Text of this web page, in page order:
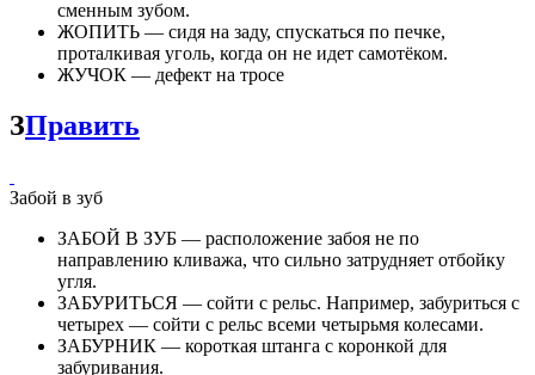
сменным зубом.
ЖОПИТЬ — сидя на заду, спускаться по печке,
проталкивая уголь, когда он не идет самотёком.
ЖУЧОК — дефект на тросе
ЗПравить
Забой в зуб
ЗАБОЙ В ЗУБ — расположение забоя не по
направлению кливажа, что сильно затрудняет отбойку
угля.
ЗАБУРИТЬСЯ — сойти с рельс. Например, забуриться с
четырех — сойти с рельс всеми четырьмя колесами.
ЗАБУРНИК — короткая штанга с коронкой для
забуривания.